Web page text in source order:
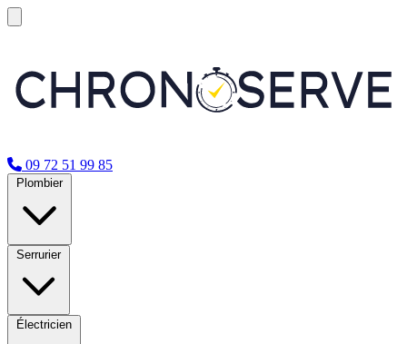
09 72 51 99 85
Plombier
Serrurier
Électricien